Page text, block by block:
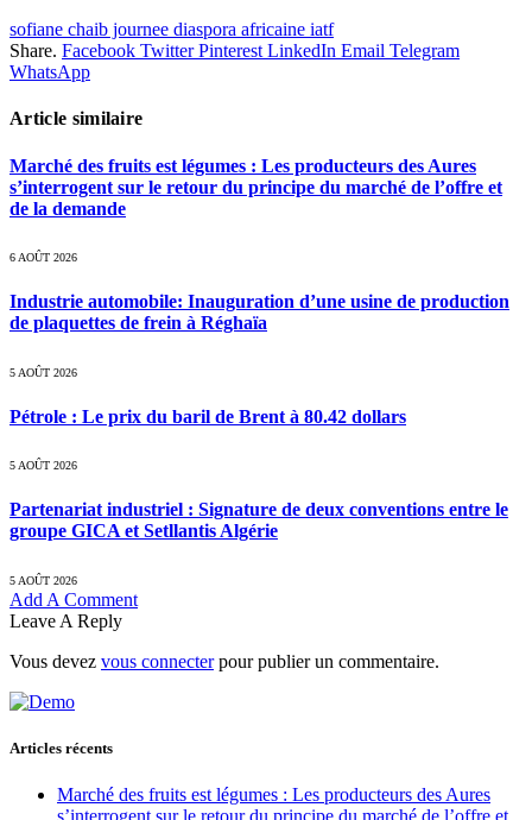
sofiane chaib journee diaspora africaine iatf
Share. Facebook Twitter Pinterest LinkedIn Email Telegram
WhatsApp
Article similaire
Marché des fruits est légumes : Les producteurs des Aures
s’interrogent sur le retour du principe du marché de l’offre et
de la demande
6 AOÛT 2026
Industrie automobile: Inauguration d’une usine de production
de plaquettes de frein à Réghaïa
5 AOÛT 2026
Pétrole : Le prix du baril de Brent à 80.42 dollars
5 AOÛT 2026
Partenariat industriel : Signature de deux conventions entre le
groupe GICA et Setllantis Algérie
5 AOÛT 2026
Add A Comment
Leave A Reply
Vous devez vous connecterpour publier un commentaire.
Articles récents
Marché des fruits est légumes : Les producteurs des Aures
s’interrogent sur le retour du principe du marché de l’offre et